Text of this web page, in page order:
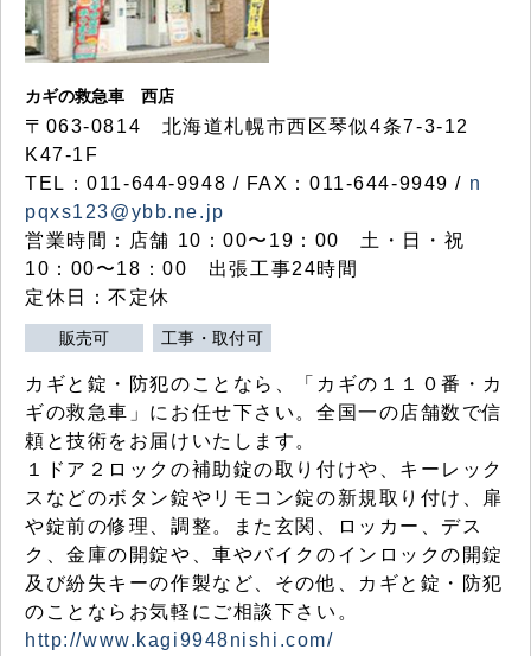
カギの救急車 西店
〒063-0814 北海道札幌市西区琴似4条7-3-12
K47-1F
TEL：011-644-9948 / FAX：011-644-9949 / n
pqxs123@ybb.ne.jp
営業時間：店舗 10：00〜19：00 土・日・祝
10：00〜18：00 出張工事24時間
定休日：不定休
販売可 工事・取付可
カギと錠・防犯のことなら、「カギの１１０番・カ
ギの救急車」にお任せ下さい。全国一の店舗数で信
頼と技術をお届けいたします。
１ドア２ロックの補助錠の取り付けや、キーレック
スなどのボタン錠やリモコン錠の新規取り付け、扉
や錠前の修理、調整。また玄関、ロッカー、デス
ク、金庫の開錠や、車やバイクのインロックの開錠
及び紛失キーの作製など、その他、カギと錠・防犯
のことならお気軽にご相談下さい。
http://www.kagi9948nishi.com/